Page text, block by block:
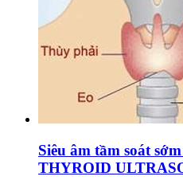
Siêu âm tầm soát
THYROID